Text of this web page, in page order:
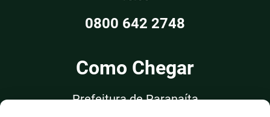
0800 642 2748
Como Chegar
Prefeitura de Paranaíta